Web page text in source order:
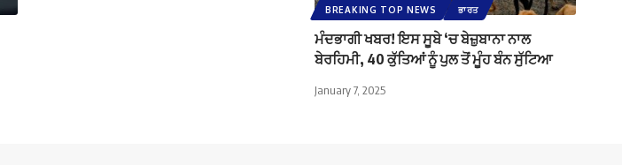
BREAKING TOP NEWS ਭਾਰਤ
ਮੰਦਭਾਗੀ ਖਬਰ! ਇਸ ਸੂਬੇ ‘ਚ ਬੇਜ਼ੁਬਾਨਾ ਨਾਲ
ਬੇਰਹਿਮੀ, 40 ਕੁੱਤਿਆਂ ਨੂੰ ਪੁਲ ਤੋਂ ਮੂੰਹ ਬੰਨ ਸੁੱਟਿਆ
January 7, 2025